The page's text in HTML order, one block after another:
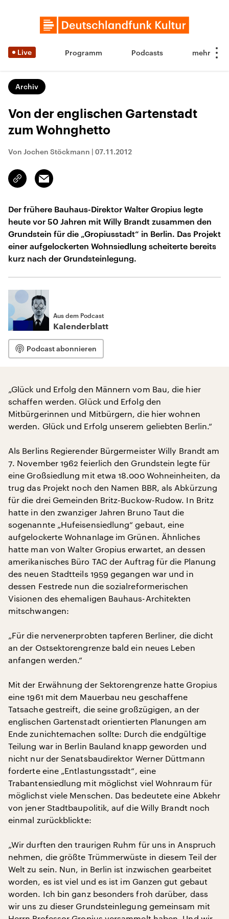
Live Programm Podcasts
Archiv
Von der englischen Gartenstadt
zum Wohnghetto
Von Jochen Stöckmann | 07.11.2012
Link
kopieren/teilen
Email
Der frühere Bauhaus-Direktor Walter Gropius legte
heute vor 50 Jahren mit Willy Brandt zusammen den
Grundstein für die „Gropiusstadt“ in Berlin. Das Projekt
einer aufgelockerten Wohnsiedlung scheiterte bereits
kurz nach der Grundsteinlegung.
Aus dem Podcast
Kalenderblatt
Podcast abonnieren
„Glück und Erfolg den Männern vom Bau, die hier
schaffen werden. Glück und Erfolg den
Mitbürgerinnen und Mitbürgern, die hier wohnen
werden. Glück und Erfolg unserem geliebten Berlin.“
Als Berlins Regierender Bürgermeister Willy Brandt am
7. November 1962 feierlich den Grundstein legte für
eine Großsiedlung mit etwa 18.000 Wohneinheiten, da
trug das Projekt noch den Namen BBR, als Abkürzung
für die drei Gemeinden Britz-Buckow-Rudow. In Britz
hatte in den zwanziger Jahren Bruno Taut die
sogenannte „Hufeisensiedlung“ gebaut, eine
aufgelockerte Wohnanlage im Grünen. Ähnliches
hatte man von Walter Gropius erwartet, an dessen
amerikanisches Büro TAC der Auftrag für die Planung
des neuen Stadtteils 1959 gegangen war und in
dessen Festrede nun die sozialreformerischen
Visionen des ehemaligen Bauhaus-Architekten
mitschwangen:
„Für die nervenerprobten tapferen Berliner, die dicht
an der Ostsektorengrenze bald ein neues Leben
anfangen werden.“
Mit der Erwähnung der Sektorengrenze hatte Gropius
eine 1961 mit dem Mauerbau neu geschaffene
Tatsache gestreift, die seine großzügigen, an der
englischen Gartenstadt orientierten Planungen am
Ende zunichtemachen sollte: Durch die endgültige
Teilung war in Berlin Bauland knapp geworden und
nicht nur der Senatsbaudirektor Werner Düttmann
forderte eine „Entlastungsstadt“, eine
Trabantensiedlung mit möglichst viel Wohnraum für
möglichst viele Menschen. Das bedeutete eine Abkehr
von jener Stadtbaupolitik, auf die Willy Brandt noch
einmal zurückblickte:
„Wir durften den traurigen Ruhm für uns in Anspruch
nehmen, die größte Trümmerwüste in diesem Teil der
Welt zu sein. Nun, in Berlin ist inzwischen gearbeitet
worden, es ist viel und es ist im Ganzen gut gebaut
worden. Ich bin ganz besonders froh darüber, dass
wir uns zu dieser Grundsteinlegung gemeinsam mit